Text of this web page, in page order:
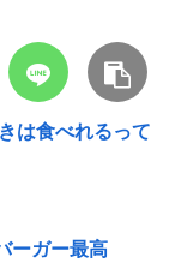
は食べれるって
ーガー最高